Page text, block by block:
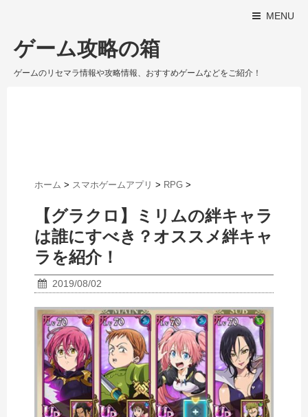
MENU
ゲーム攻略の箱
ゲームのリセマラ情報や攻略情報、おすすめゲームなどをご紹介！
ホーム > スマホゲームアプリ > RPG >
【グラクロ】ミリムの絆キャラ
は誰にすべき？オススメ絆キャ
ラを紹介！
2019/08/02